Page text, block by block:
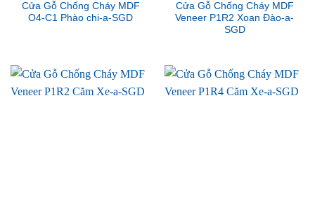
Cửa Gỗ Chống Cháy MDF
O4-C1 Phào chi-a-SGD
Cửa Gỗ Chống Cháy MDF
Veneer P1R2 Xoan Đào-a-
SGD